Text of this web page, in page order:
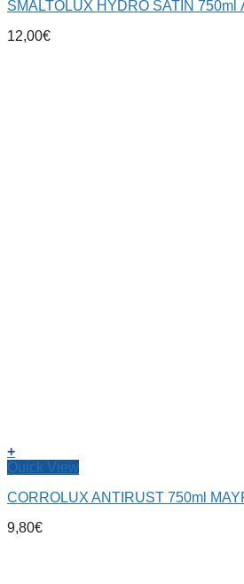
SMALTOLUX HYDRO SATIN
12,00€
+
Quick View
CORROLUX ANTIRUST 750ml
9,80€